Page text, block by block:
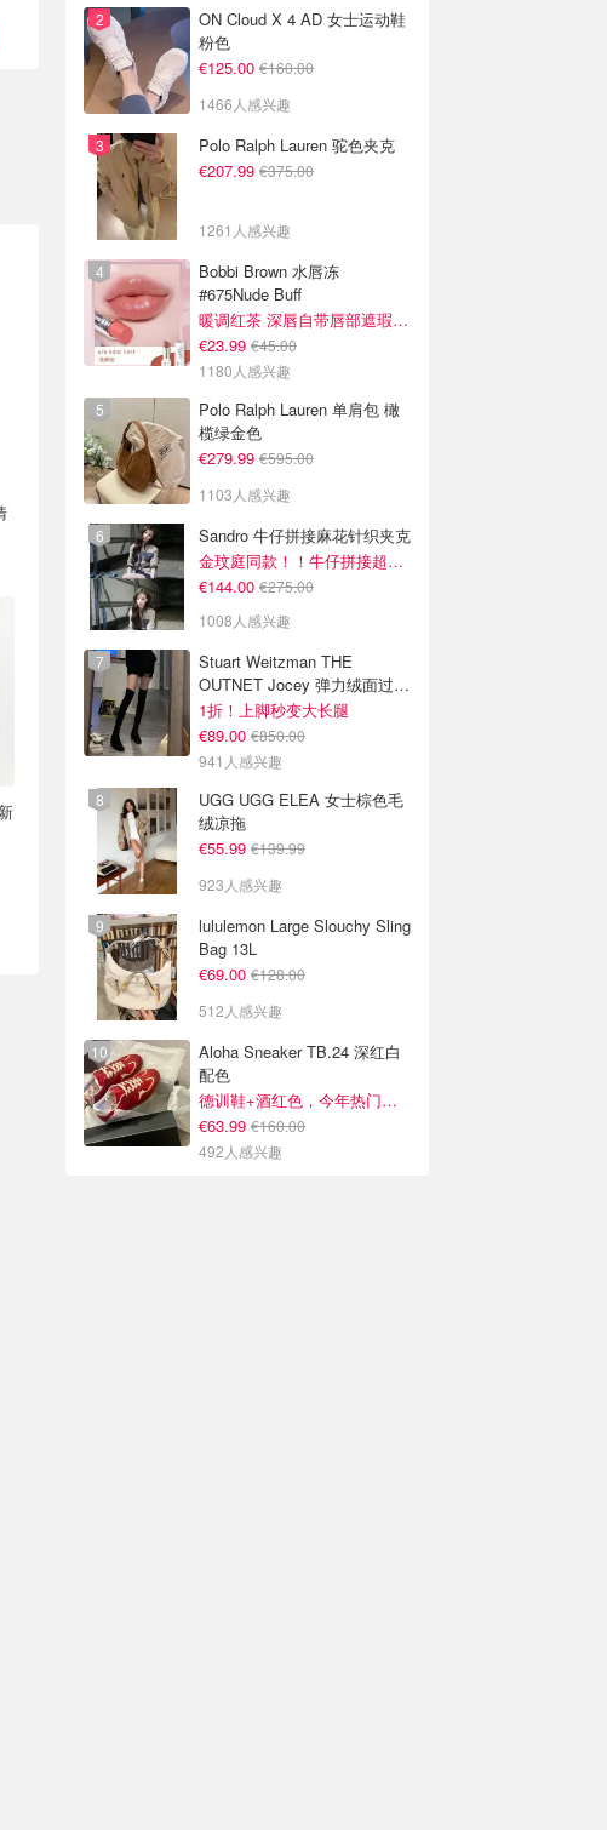
ON Cloud X 4 AD 女士运动鞋
粉色
€125.00 €160.00
1466人感兴趣
Polo Ralph Lauren 驼色夹克
€207.99 €375.00
1261人感兴趣
Bobbi Brown 水唇冻
#675Nude Buff
暖调红茶 深唇自带唇部遮瑕效果
€23.99 €45.00
1180人感兴趣
Polo Ralph Lauren 单肩包 橄
榄绿金色
€279.99 €595.00
1103人感兴趣
Sandro 牛仔拼接麻花针织夹克
金玟庭同款！！牛仔拼接超有层次感
€144.00 €275.00
1008人感兴趣
Stuart Weitzman THE
OUTNET Jocey 弹力绒面过膝
靴
1折！上脚秒变大长腿
€89.00 €850.00
941人感兴趣
UGG UGG ELEA 女士棕色毛
绒凉拖
€55.99 €139.99
923人感兴趣
lululemon Large Slouchy Sling
Bag 13L
€69.00 €128.00
512人感兴趣
Aloha Sneaker TB.24 深红白
配色
德训鞋+酒红色，今年热门组合！
€63.99 €160.00
492人感兴趣